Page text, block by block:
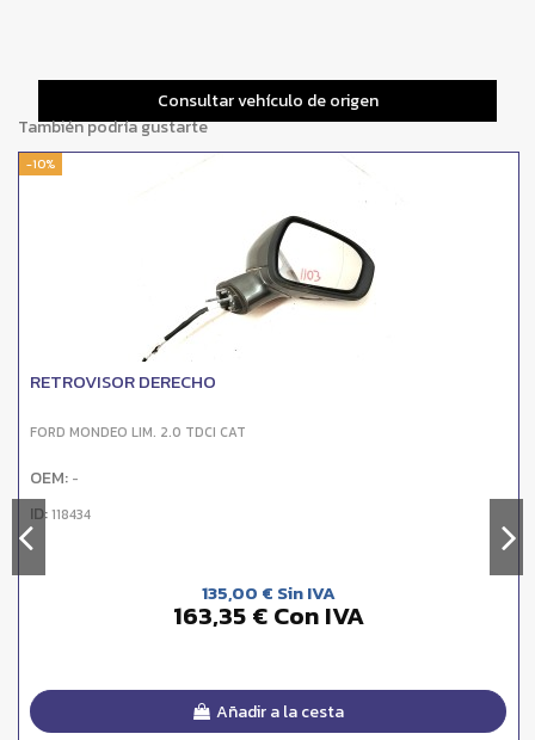
Consultar vehículo de origen
También podría gustarte
-10%
RETROVISOR DERECHO
FORD MONDEO LIM. 2.0 TDCI CAT
OEM: -
ID:118434
135,00 € Sin IVA
163,35 € Con IVA
Añadir a la cesta